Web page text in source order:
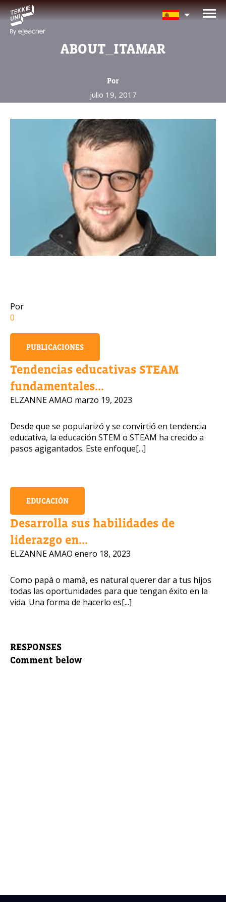
ABOUT_ITAMAR
Por
julio 19, 2017
Por
0
PUBLICACIONES
Tendencias educativas STEAM
fundamentales...
ELZANNE AMAO marzo 19, 2023
Desde que se popularizó y se convirtió en tendencia
educativa, la educación STEM o STEAM ha crecido a
pasos agigantados. Este enfoque[...]
EDUCACIÓN
Desarrolla sus habilidades de
liderazgo en...
ELZANNE AMAO enero 18, 2023
Como papá o mamá, es natural querer dar a tus hijos
todas las oportunidades para que tengan éxito en la
vida. Una forma de hacerlo es[...]
RESPONSES
Comment below
¿Te interesan nuestros
programas?
Nombre completo del padre/madre
La edad de su hijo/a
La edad de su hijo/a
Correo electrónico del padre/madre
Número de celular
OBTENER INFORMACIÓN